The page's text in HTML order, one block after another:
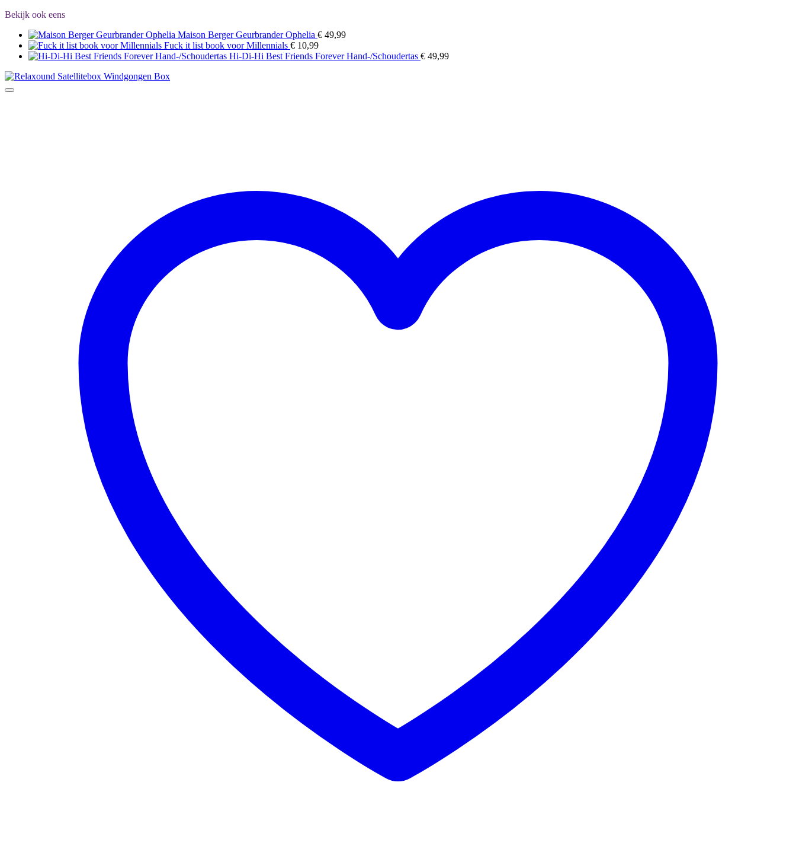
Bekijk ook eens
Maison Berger Geurbrander Ophelia € 49,99
Fuck it list book voor Millennials € 10,99
Hi-Di-Hi Best Friends Forever Hand-/Schoudertas € 49,99